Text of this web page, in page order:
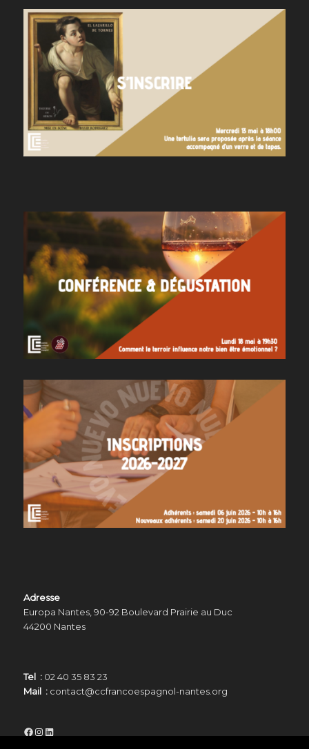
Adresse
Europa Nantes, 90-92 Boulevard Prairie au Duc
44200 Nantes
Tel : 02 40 35 83 23
Mail :contact@ccfrancoespagnol-nantes.org
Facebook
Instagram
LinkedIn